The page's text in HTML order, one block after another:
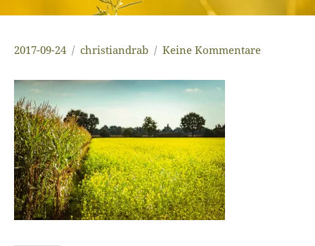
Gesicht!
2017-09-24 christiandrab Keine Kommentare